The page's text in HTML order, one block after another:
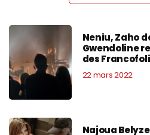
Neniu, Zaho
Gwendoline
des
22 mars 2022
Najoua